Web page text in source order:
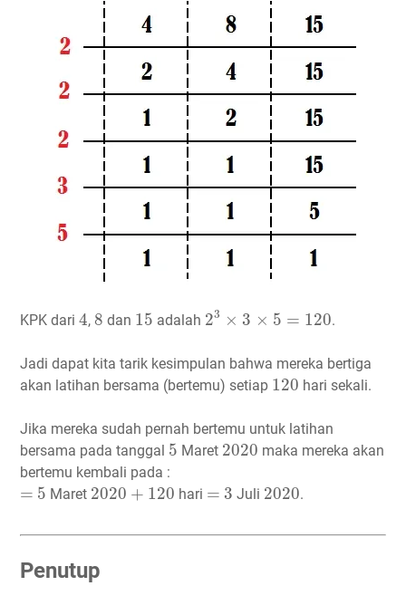
KPK dari 4
4, 8
8 dan 15
15 adalah 23 × 3 × 5 = 120
23 3× 120
.
Jadi dapat kita tarik kesimpulan bahwa mereka bertiga
akan latihan bersama (bertemu) setiap 120
120 hari sekali.
Jika mereka sudah pernah bertemu untuk latihan
bersama pada tanggal 5
5 Maret 2020
2020 maka mereka akan
bertemu kembali pada :
=
= 5
5 Maret 2020
2020 +
+ 120
120 hari =
= 3
3 Juli 2020
2020.
Penutup